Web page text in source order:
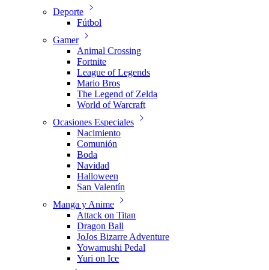
Deporte
Fútbol
Gamer
Animal Crossing
Fortnite
League of Legends
Mario Bros
The Legend of Zelda
World of Warcraft
Ocasiones Especiales
Nacimiento
Comunión
Boda
Navidad
Halloween
San Valentín
Manga y Anime
Attack on Titan
Dragon Ball
JoJos Bizarre Adventure
Yowamushi Pedal
Yuri on Ice